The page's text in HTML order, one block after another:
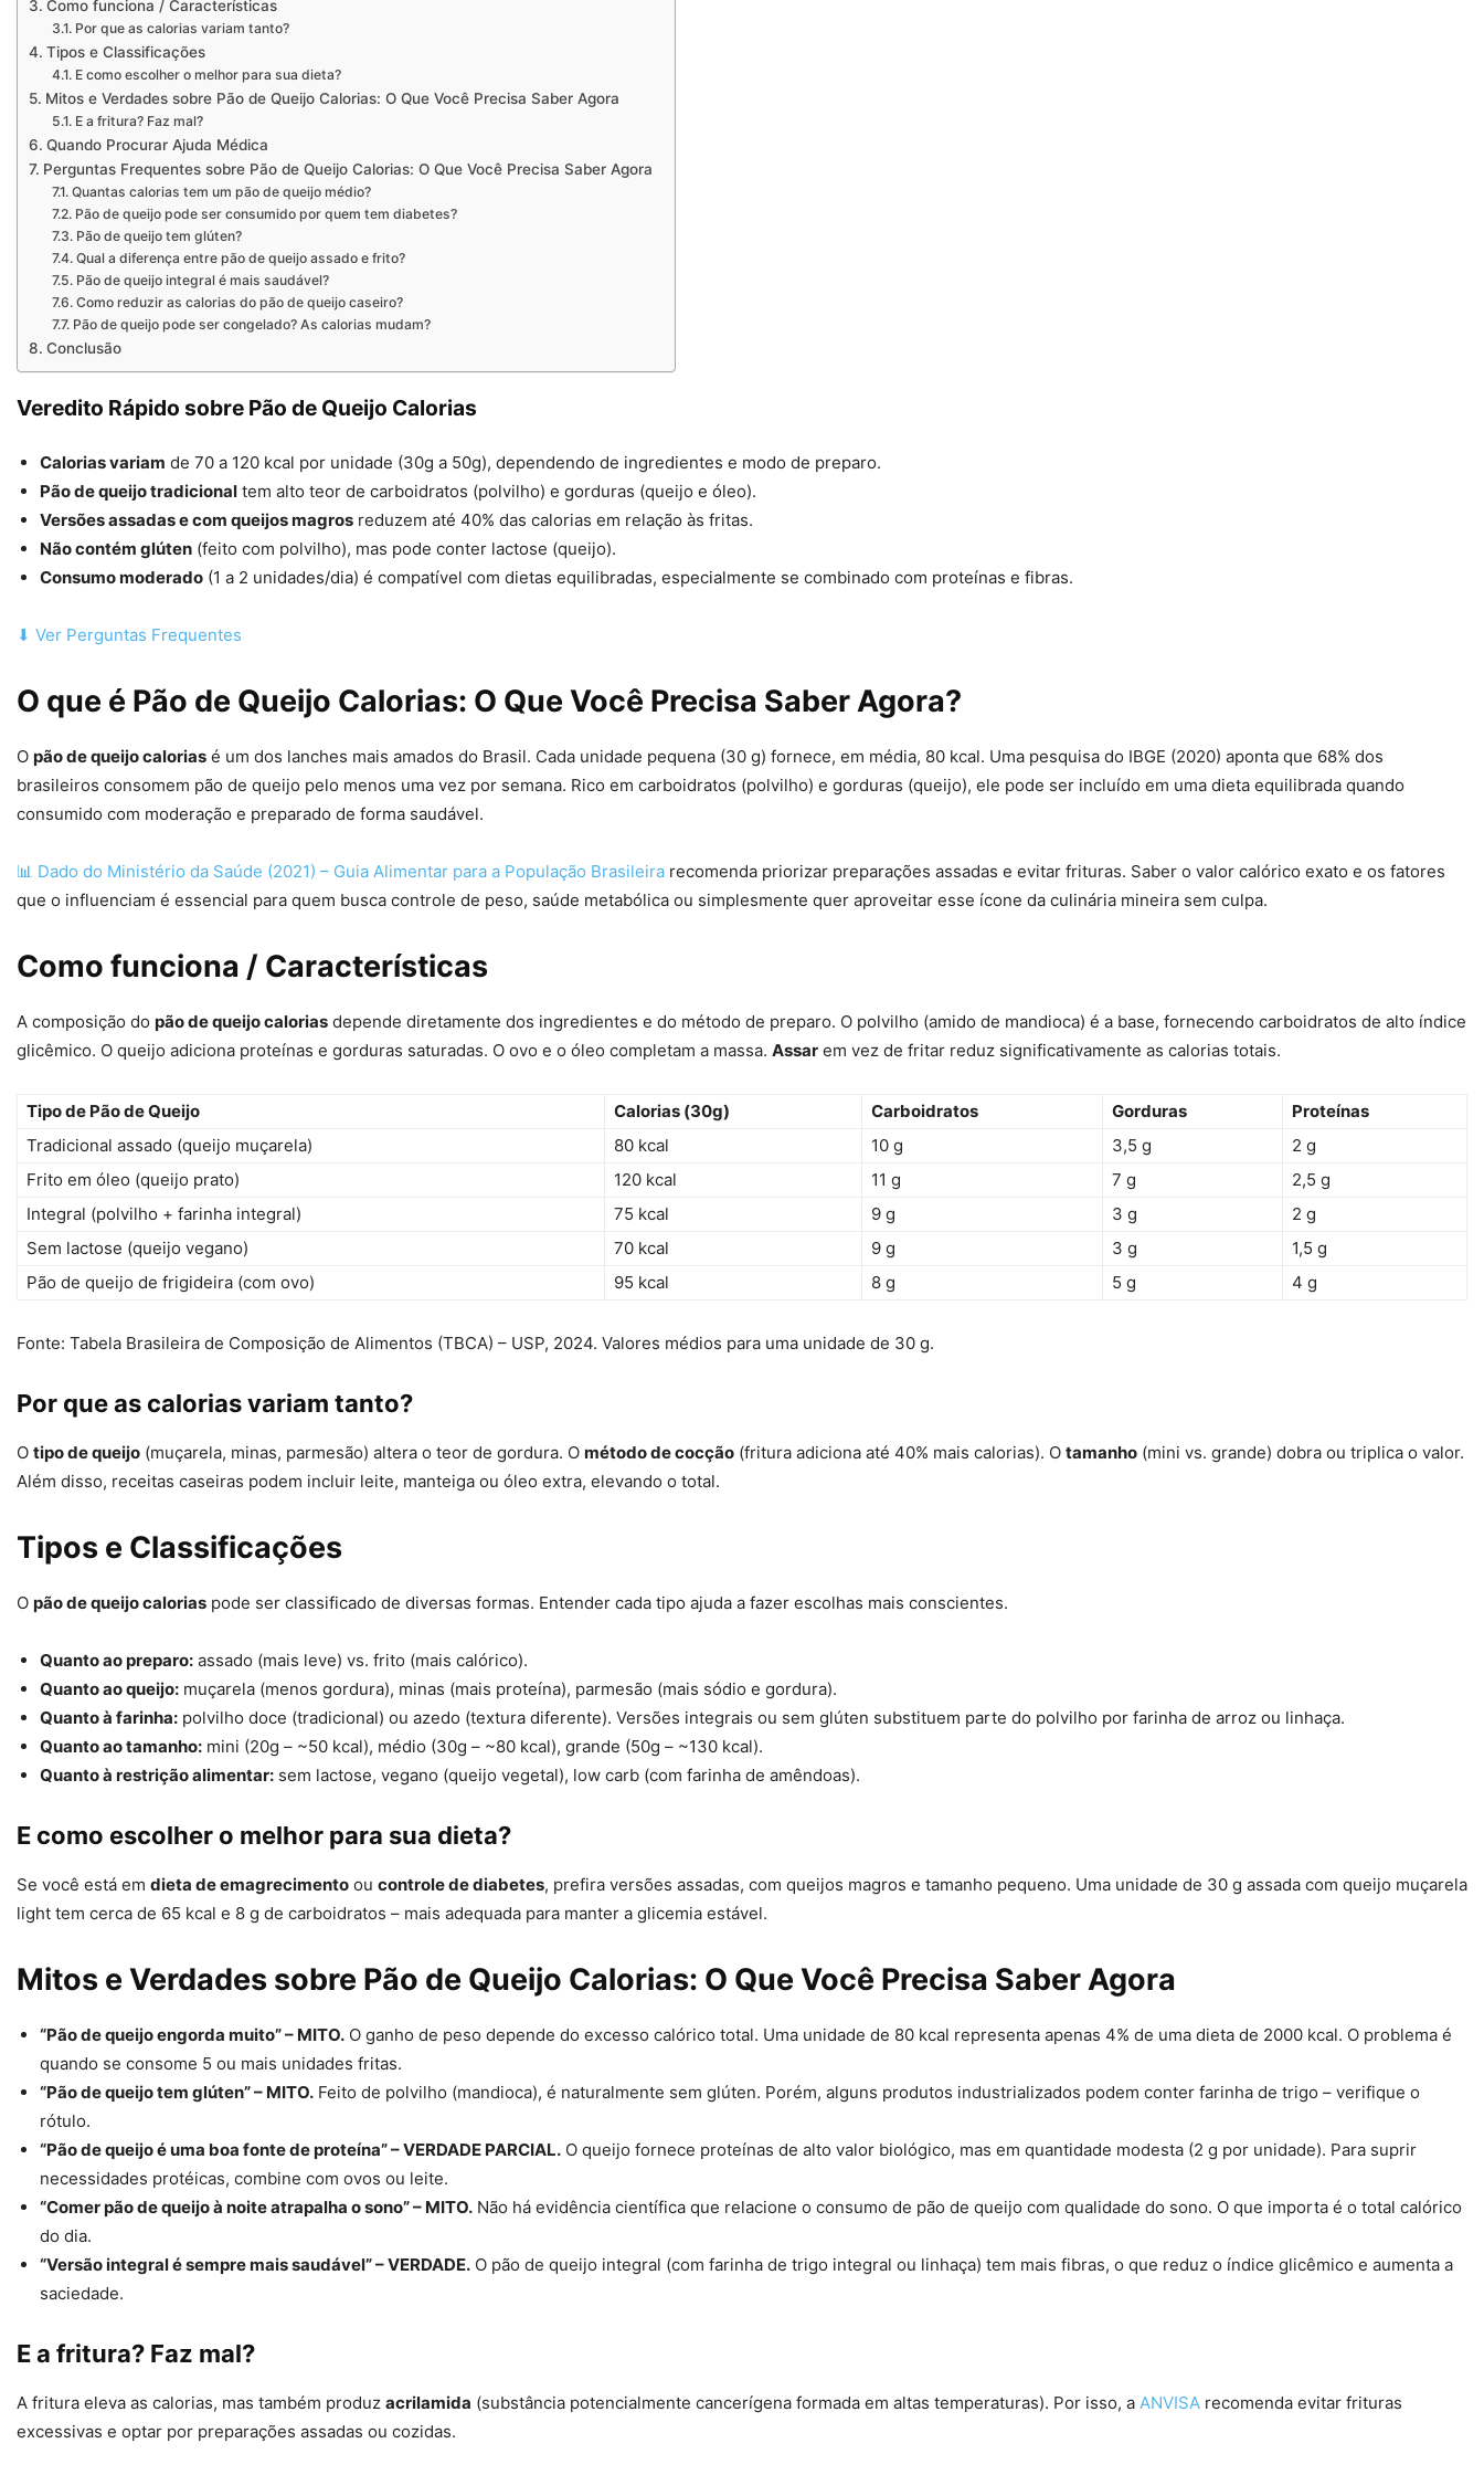
Como funciona / Características
Por que as calorias variam tanto?
Tipos e Classificações
E como escolher o melhor para sua dieta?
Mitos e Verdades sobre Pão de Queijo Calorias: O Que Você Precisa Saber Agora
E a fritura? Faz mal?
Quando Procurar Ajuda Médica
Perguntas Frequentes sobre Pão de Queijo Calorias: O Que Você Precisa Saber Agora
Quantas calorias tem um pão de queijo médio?
Pão de queijo pode ser consumido por quem tem diabetes?
Pão de queijo tem glúten?
Qual a diferença entre pão de queijo assado e frito?
Pão de queijo integral é mais saudável?
Como reduzir as calorias do pão de queijo caseiro?
Pão de queijo pode ser congelado? As calorias mudam?
Conclusão
Veredito Rápido sobre Pão de Queijo Calorias
Calorias variam de 70 a 120 kcal por unidade (30g a 50g), dependendo de ingredientes e modo de preparo.
Pão de queijo tradicional tem alto teor de carboidratos (polvilho) e gorduras (queijo e óleo).
Versões assadas e com queijos magros reduzem até 40% das calorias em relação às fritas.
Não contém glúten (feito com polvilho), mas pode conter lactose (queijo).
Consumo moderado (1 a 2 unidades/dia) é compatível com dietas equilibradas, especialmente se combinado com proteínas e fibras.
⬇ Ver Perguntas Frequentes
O que é Pão de Queijo Calorias: O Que Você Precisa Saber Agora?
O pão de queijo calorias é um dos lanches mais amados do Brasil. Cada unidade pequena (30 g) fornece, em média, 80 kcal. Uma pesquisa do IBGE (2020) aponta que 68% dos
brasileiros consomem pão de queijo pelo menos uma vez por semana. Rico em carboidratos (polvilho) e gorduras (queijo), ele pode ser incluído em uma dieta equilibrada quando
consumido com moderação e preparado de forma saudável.
📊 Dado do Ministério da Saúde (2021) – Guia Alimentar para a População Brasileira recomenda priorizar preparações assadas e evitar frituras. Saber o valor calórico exato e os fatores
que o influenciam é essencial para quem busca controle de peso, saúde metabólica ou simplesmente quer aproveitar esse ícone da culinária mineira sem culpa.
Como funciona / Características
A composição do pão de queijo calorias depende diretamente dos ingredientes e do método de preparo. O polvilho (amido de mandioca) é a base, fornecendo carboidratos de alto índice
glicêmico. O queijo adiciona proteínas e gorduras saturadas. O ovo e o óleo completam a massa. Assar em vez de fritar reduz significativamente as calorias totais.
Tipo de Pão de Queijo Calorias (30g) Carboidratos Gorduras
Proteínas
Tradicional assado (queijo muçarela)
80 kcal 10 g 3,5 g
2 g
Frito em óleo (queijo prato)
120 kcal 11 g 7 g
2,5 g
Integral (polvilho + farinha integral)
75 kcal 9 g 3 g
2 g
Sem lactose (queijo vegano)
70 kcal 9 g 3 g
1,5 g
Pão de queijo de frigideira (com ovo)
95 kcal 8 g 5 g 4 g
Fonte: Tabela Brasileira de Composição de Alimentos (TBCA) – USP, 2024. Valores médios para uma unidade de 30 g.
Por que as calorias variam tanto?
O tipo de queijo (muçarela, minas, parmesão) altera o teor de gordura. O método de cocção (fritura adiciona até 40% mais calorias). O tamanho (mini vs. grande) dobra ou triplica o valor.
Além disso, receitas caseiras podem incluir leite, manteiga ou óleo extra, elevando o total.
Tipos e Classificações
O pão de queijo calorias pode ser classificado de diversas formas. Entender cada tipo ajuda a fazer escolhas mais conscientes.
Quanto ao preparo: assado (mais leve) vs. frito (mais calórico).
Quanto ao queijo: muçarela (menos gordura), minas (mais proteína), parmesão (mais sódio e gordura).
Quanto à farinha: polvilho doce (tradicional) ou azedo (textura diferente). Versões integrais ou sem glúten substituem parte do polvilho por farinha de arroz ou linhaça.
Quanto ao tamanho: mini (20g – ~50 kcal), médio (30g – ~80 kcal), grande (50g – ~130 kcal).
Quanto à restrição alimentar: sem lactose, vegano (queijo vegetal), low carb (com farinha de amêndoas).
E como escolher o melhor para sua dieta?
Se você está em dieta de emagrecimento ou controle de diabetes, prefira versões assadas, com queijos magros e tamanho pequeno. Uma unidade de 30 g assada com queijo muçarela
light tem cerca de 65 kcal e 8 g de carboidratos – mais adequada para manter a glicemia estável.
Mitos e Verdades sobre Pão de Queijo Calorias: O Que Você Precisa Saber Agora
“Pão de queijo engorda muito” – MITO. O ganho de peso depende do excesso calórico total. Uma unidade de 80 kcal representa apenas 4% de uma dieta de 2000 kcal. O problema é
quando se consome 5 ou mais unidades fritas.
“Pão de queijo tem glúten” – MITO. Feito de polvilho (mandioca), é naturalmente sem glúten. Porém, alguns produtos industrializados podem conter farinha de trigo – verifique o
rótulo.
“Pão de queijo é uma boa fonte de proteína” – VERDADE PARCIAL. O queijo fornece proteínas de alto valor biológico, mas em quantidade modesta (2 g por unidade). Para suprir
necessidades protéicas, combine com ovos ou leite.
“Comer pão de queijo à noite atrapalha o sono” – MITO. Não há evidência científica que relacione o consumo de pão de queijo com qualidade do sono. O que importa é o total calórico
do dia.
“Versão integral é sempre mais saudável” – VERDADE. O pão de queijo integral (com farinha de trigo integral ou linhaça) tem mais fibras, o que reduz o índice glicêmico e aumenta a
saciedade.
E a fritura? Faz mal?
A fritura eleva as calorias, mas também produz acrilamida (substância potencialmente cancerígena formada em altas temperaturas). Por isso, a ANVISA recomenda evitar frituras
excessivas e optar por preparações assadas ou cozidas.